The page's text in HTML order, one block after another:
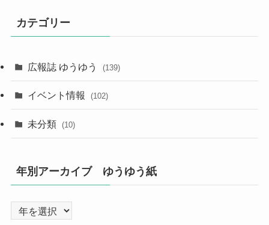
カテゴリー
広報誌 ゆうゆう (139)
イベント情報 (102)
未分類 (10)
年別アーカイブ ゆうゆう紙